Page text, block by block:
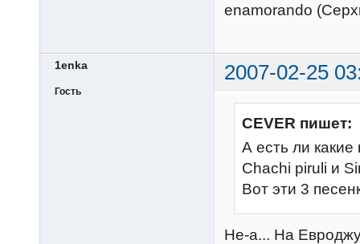
enamorando
1enka 2007-02-25
Гость
CEVER пишет:
А есть ли
Chachi piruli и
Вот эти 3
Не-а... На